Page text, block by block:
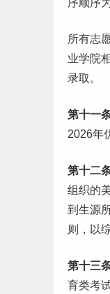
序顺序
所有志
业学院
录取。
第十一
2026年
第十二
组织的
到生源
则，以
第十三
育类考